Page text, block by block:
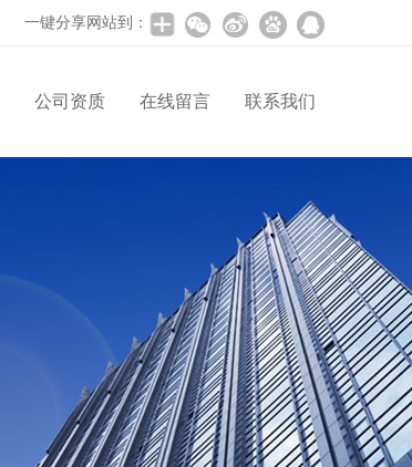
一键分享网站到：
公司资质 在线留言 联系我们